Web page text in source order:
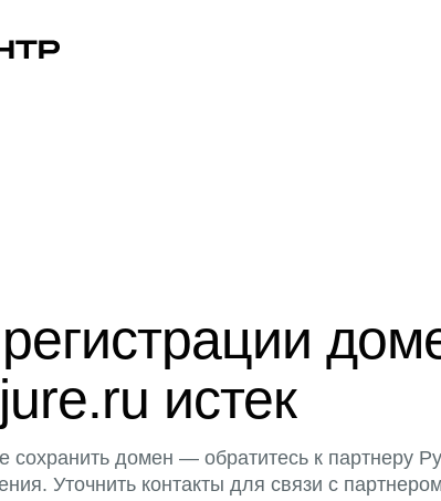
истек
сохранить домен — обратитесь к партнеру
Уточнить контакты для связи с